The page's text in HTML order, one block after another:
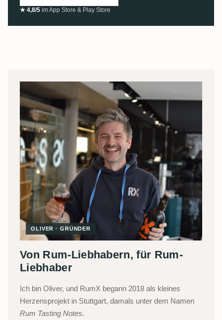
★ 4,8/5 im App Store & Play Store
OLIVER · GRÜNDER
Von Rum-Liebhabern, für Rum-
Liebhaber
Ich bin Oliver, und RumX begann 2018 als kleines
Herzensprojekt in Stuttgart, damals unter dem Namen
Rum Tasting Notes.